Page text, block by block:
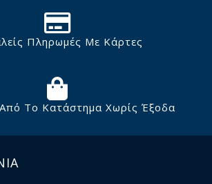
Πληρωμές Με Κάρτες
Το Κατάστημα Χωρίς Έξοδα